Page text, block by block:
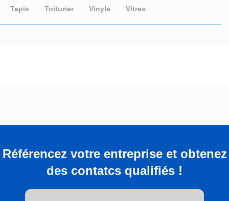
Tapis Toiturier Vinyle Vitres
Référencez votre entreprise et obtenez
des contatcs qualifiés !